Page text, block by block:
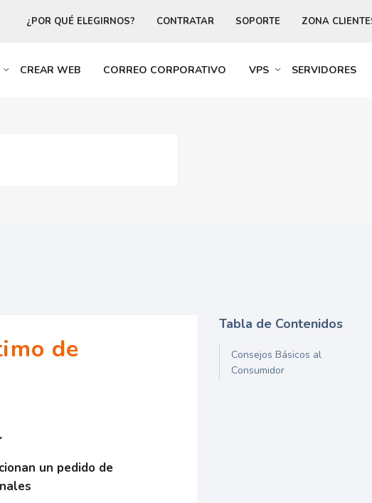
ZONA
SOPORTE
CONTRATAR
¿POR QUÉ ELEGIRNOS?
CREAR WEB CORREO CORPORATIVO VPS SERVIDORES
de
un pedido de
Tabla de Contenidos
Consejos Básicos al
Consumidor